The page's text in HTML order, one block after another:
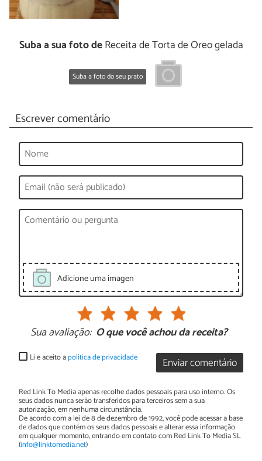
Suba a sua foto deReceita de Torta de Oreo gelada
Suba a foto do seu prato
Escrever comentário
Adicione uma imagen
Sua avaliação: O que você achou da receita?
Enviar comentário
Li e aceito apolítica de privacidade
Red Link To Media apenas recolhe dados pessoais para uso interno. Os
seus dados nunca serão transferidos para terceiros sem a sua
autorização, em nenhuma circunstância.
De acordo com a lei de 8 de dezembro de 1992, você pode acessar a base
de dados que contém os seus dados pessoais e alterar essa informação
em qualquer momento, entrando em contato com Red Link To Media SL
(info@linktomedia.net)